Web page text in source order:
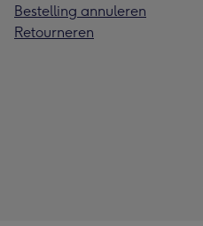
Bestelling annuleren
Retourneren